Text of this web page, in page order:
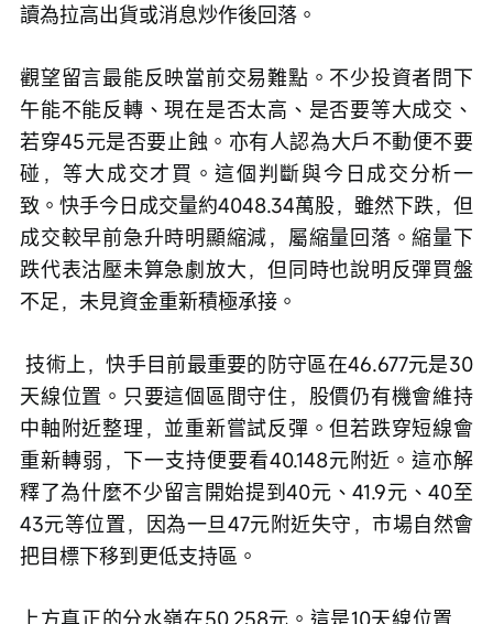
讀為拉高出貨或消息炒作後回落。
觀望留言最能反映當前交易難點。不少投資者問下
午能不能反轉、現在是否太高、是否要等大成交、
若穿45元是否要止蝕。亦有人認為大戶不動便不要
碰，等大成交才買。這個判斷與今日成交分析一
致。快手今日成交量約4048.34萬股，雖然下跌，但
成交較早前急升時明顯縮減，屬縮量回落。縮量下
跌代表沽壓未算急劇放大，但同時也說明反彈買盤
不足，未見資金重新積極承接。
技術上，快手目前最重要的防守區在46.677元是30
天線位置。只要這個區間守住，股價仍有機會維持
中軸附近整理，並重新嘗試反彈。但若跌穿短線會
重新轉弱，下一支持便要看40.148元附近。這亦解
釋了為什麼不少留言開始提到40元、41.9元、40至
43元等位置，因為一旦47元附近失守，市場自然會
把目標下移到更低支持區。
上方真正的分水嶺在50.258元。這是10天線位置，